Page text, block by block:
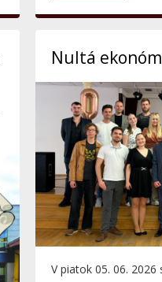
Nultá
V piatok 05. 06. 2026